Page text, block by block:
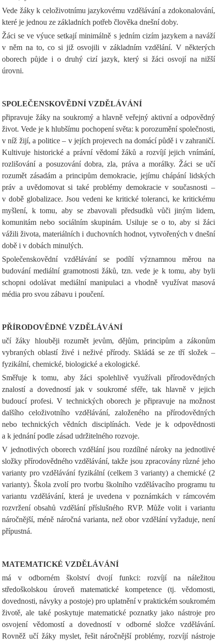
Vede žáky k celoživotnímu jazykovému vzdělávání a zdokonalování,
které je jednou ze základních potřeb člověka dnešní doby.
Žáci se ve výuce setkají minimálně s jedním cizím jazykem a naváží
v něm na to, co si již osvojili v základním vzdělání. V některých
oborech půjde i o druhý cizí jazyk, který si žáci osvojí na nižší
úrovni.
SPOLEČENSKOVĚDNÍ VZDĚLÁVÁNÍ
připravuje žáky na soukromý a hlavně veřejný aktivní a odpovědný
život. Vede je k hlubšímu pochopení světa: k porozumění společnosti,
v níž žijí, a politice – v jejích projevech na domácí půdě i v zahraničí.
Kultivuje historické a právní vědomí žáků a rozvíjí jejich vnímání,
rozlišování a posuzování dobra, zla, práva a morálky. Žáci se učí
rozumět zásadám a principům demokracie, jejímu chápání lidských
práv a uvědomovat si také problémy demokracie v současnosti –
v době globalizace. Jsou vedeni ke kritické toleranci, ke kritickému
myšlení, k tomu, aby se zbavovali předsudků vůči jiným lidem,
komunitám nebo sociálním skupinám. Usiluje se o to, aby si žáci
vážili života, materiálních i duchovních hodnot, vytvořených v dnešní
době i v dobách minulých.
Společenskovědní vzdělávání se podílí významnou měrou na
budování mediální gramotnosti žáků, tzn. vede je k tomu, aby byli
schopni odolávat mediální manipulaci a vhodně využívat masová
média pro svou zábavu i poučení.
PŘÍRODOVĚDNÉ VZDĚLÁVÁNÍ
učí žáky hlouběji rozumět jevům, dějům, principům a zákonům
vybraných oblastí živé i neživé přírody. Skládá se ze tří složek –
fyzikální, chemické, biologické a ekologické.
Směřuje k tomu, aby žáci spolehlivě využívali přírodovědných
znalostí a dovedností jak v soukromé sféře, tak hlavně v jejich
budoucí profesi. V technických oborech je připravuje na možnost
dalšího celoživotního vzdělávání, založeného na přírodovědných
nebo technických vědních disciplínách. Vede je k odpovědnosti
a k jednání podle zásad udržitelného rozvoje.
V jednotlivých oborech vzdělání jsou rozdílné nároky na jednotlivé
složky přírodovědného vzdělávání, takže jsou zpracovány různé jeho
varianty pro vzdělávání fyzikální (celkem 3 varianty) a chemické (2
varianty). Škola zvolí pro tvorbu školního vzdělávacího programu tu
variantu vzdělávání, která je uvedena v poznámkách v rámcovém
rozvržení obsahů vzdělání příslušného RVP. Může volit i variantu
náročnější, méně náročná varianta, než obor vzdělání vyžaduje, není
přípustná.
MATEMATICKÉ VZDĚLÁVÁNÍ
má v odborném školství dvojí funkci: rozvíjí na náležitou
středoškolskou úroveň matematické kompetence (tj. vědomosti,
dovednosti, návyky a postoje) pro uplatnění v praktickém soukromém
životě, ale také poskytuje matematické poznatky jako nástroje pro
osvojení vědomostí a dovedností v odborné složce vzdělávání.
Rovněž učí žáky myslet, řešit náročnější problémy, rozvíjí nástroje